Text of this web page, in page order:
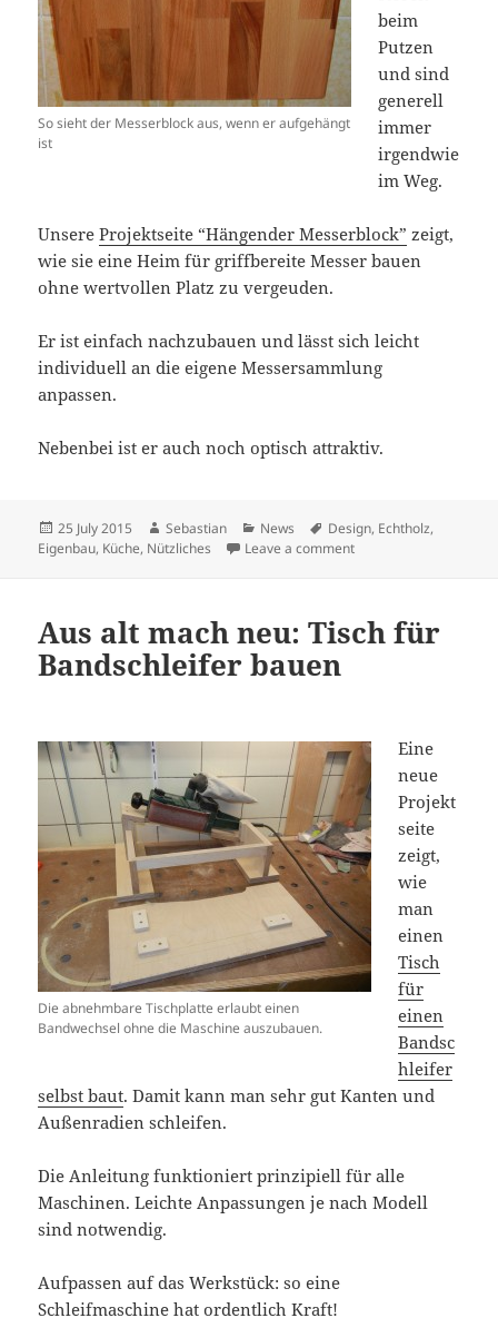
So sieht der Messerblock aus, wenn er aufgehängt
ist
beim
Putzen
und sind
generell
immer
irgendwie
im Weg.
UnsereProjektseite “Hängender Messerblock” zeigt,
wie sie eine Heim für griffbereite Messer bauen
ohne wertvollen Platz zu vergeuden.
Er ist einfach nachzubauen und lässt sich leicht
individuell an die eigene Messersammlung
anpassen.
Nebenbei ist er auch noch optisch attraktiv.
Posted
on
25 July 2015 Author
Sebastian Categories
News Tags
Design, Echtholz,
Eigenbau, Küche, Nützliches Leave a commenton Hängenden
Aus alt mach neu: Tisch für
Bandschleifer bauen
Die abnehmbare Tischplatte erlaubt einen
Bandwechsel ohne die Maschine auszubauen.
Eine
neue
Projekt
seite
zeigt,
wie
man
einen
Tisch
für
einen
Bandsc
hleifer
selbst baut. Damit kann man sehr gut Kanten und
Außenradien schleifen.
Die Anleitung funktioniert prinzipiell für alle
Maschinen. Leichte Anpassungen je nach Modell
sind notwendig.
Aufpassen auf das Werkstück: so eine
Schleifmaschine hat ordentlich Kraft!